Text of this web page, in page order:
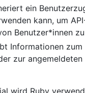
ein
kann, um
Benutzer*innen
Informationen zum
zur angemeldeten